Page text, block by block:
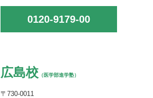
0120-9179-00
広島校 （医学部進学塾）
〒730-0011